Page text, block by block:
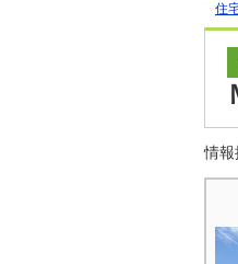
住
情報